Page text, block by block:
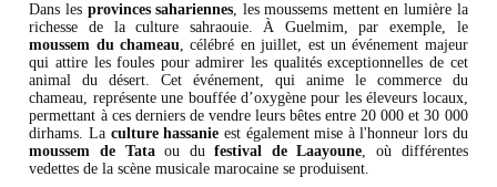
Dans les provinces sahariennes, les moussems mettent en lumière la
richesse de la culture sahraouie. À Guelmim, par exemple, le
moussem du chameau, célébré en juillet, est un événement majeur
qui attire les foules pour admirer les qualités exceptionnelles de cet
animal du désert. Cet événement, qui anime le commerce du
chameau, représente une bouffée d’oxygène pour les éleveurs locaux,
permettant à ces derniers de vendre leurs bêtes entre 20 000 et 30 000
dirhams. La culture hassanie est également mise à l'honneur lors du
moussem de Tataou dufestival de Laayoune, où différentes
vedettes de la scène musicale marocaine se produisent.